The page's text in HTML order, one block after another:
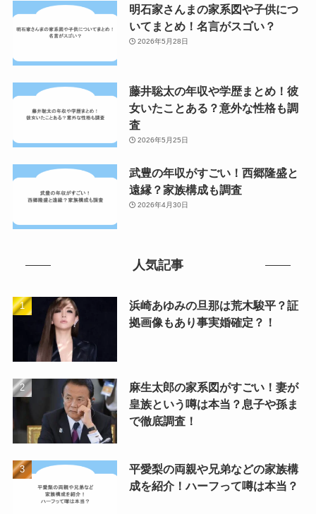
明石家さんまの家系図や子供につ
いてまとめ！名言がスゴい？
2026年5月28日
藤井聡太の年収や学歴まとめ！彼
女いたことある？意外な性格も調
査
2026年5月25日
武豊の年収がすごい！西郷隆盛と
遠縁？家族構成も調査
2026年4月30日
人気記事
浜崎あゆみの旦那は荒木駿平？証
拠画像もあり事実婚確定？！
麻生太郎の家系図がすごい！妻が
皇族という噂は本当？息子や孫ま
で徹底調査！
平愛梨の両親や兄弟などの家族構
成を紹介！ハーフって噂は本当？